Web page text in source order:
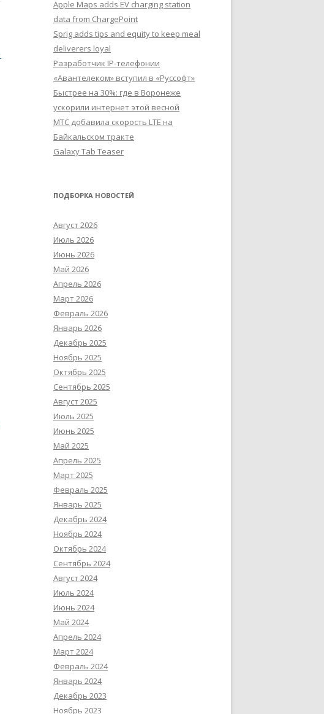
Apple Maps adds EV charging station
data from ChargePoint
Sprig adds tips and equity to keep meal
deliverers loyal
Разработчик IP-телефонии
«Авантелеком» вступил в «Руссофт»
Быстрее на 30%: где в Воронеже
ускорили интернет этой весной
МТС добавила скорость LTE на
Байкальском тракте
Galaxy Tab Teaser
ПОДБОРКА НОВОСТЕЙ
Август 2026
Июль 2026
Июнь 2026
Май 2026
Апрель 2026
Март 2026
Февраль 2026
Январь 2026
Декабрь 2025
Ноябрь 2025
Октябрь 2025
Сентябрь 2025
Август 2025
Июль 2025
Июнь 2025
Май 2025
Апрель 2025
Март 2025
Февраль 2025
Январь 2025
Декабрь 2024
Ноябрь 2024
Октябрь 2024
Сентябрь 2024
Август 2024
Июль 2024
Июнь 2024
Май 2024
Апрель 2024
Март 2024
Февраль 2024
Январь 2024
Декабрь 2023
Ноябрь 2023